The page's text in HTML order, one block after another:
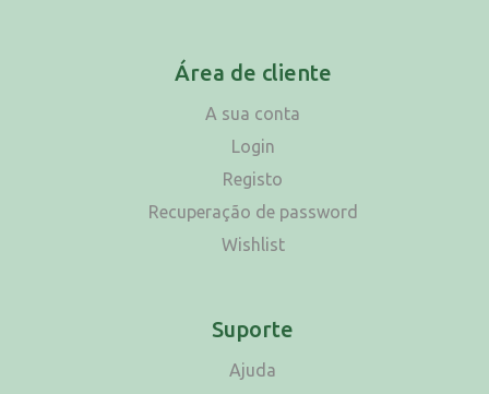
Área de cliente
A sua conta
Login
Registo
Recuperação de password
Wishlist
Suporte
Ajuda